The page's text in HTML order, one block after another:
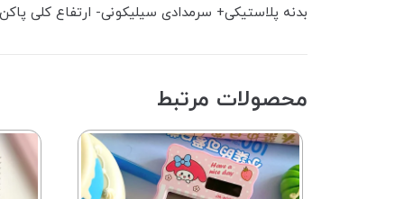
بدنه پلاستیکی+ سرمدادی سیلیکونی- ارتفاع کلی پاکن: ۱۲سانتی متر-پاک کنندگی خوبی
محصولات مرتبط